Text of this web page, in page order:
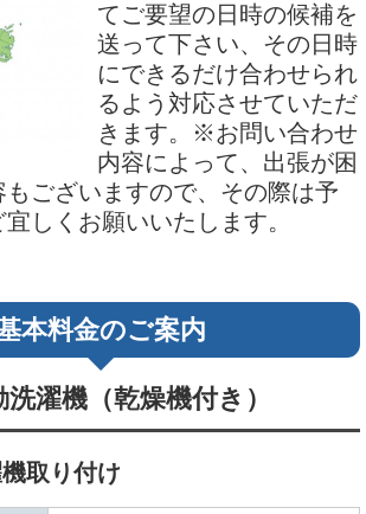
てご要望の日時の候補を
送って下さい、その日時
にできるだけ合わせられ
るよう対応させていただ
きます。※お問い合わせ
内容によって、出張が困
ございますので、その際は予
しくお願いいたします。
本料金のご案内
濯機（乾燥機付き）
取り付け